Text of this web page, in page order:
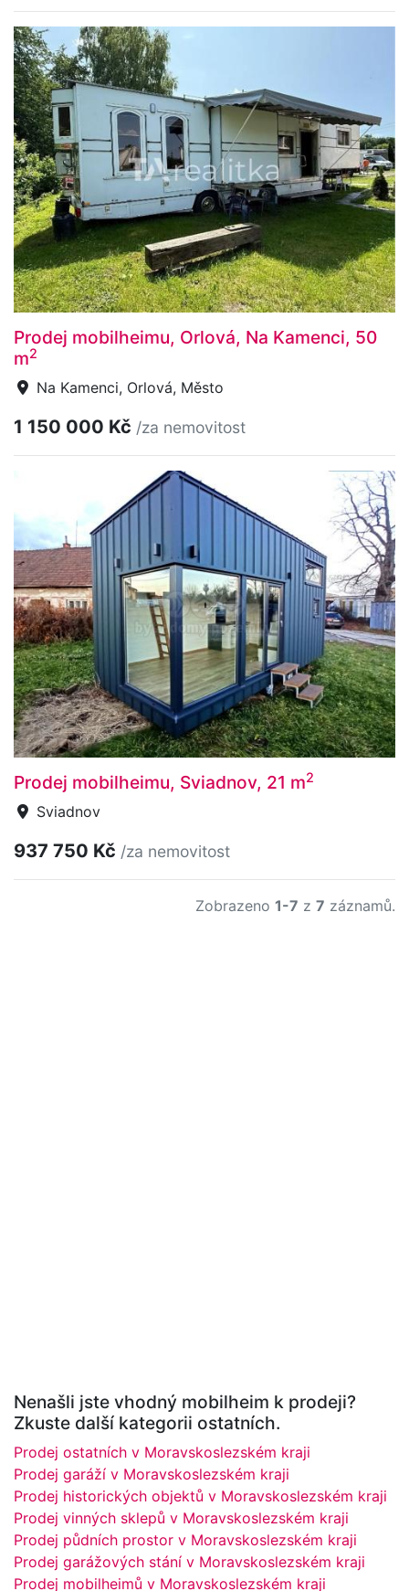
Prodej mobilheimu, Orlová, Na Kamenci, 50
m2
Na Kamenci, Orlová, Město
1 150 000 Kč /za nemovitost
Prodej mobilheimu, Sviadnov, 21 m2
Sviadnov
937 750 Kč /za nemovitost
Zobrazeno 1-7 z 7 záznamů.
Nenašli jste vhodný mobilheim k prodeji?
Zkuste další kategorii ostatních.
Prodej ostatních v Moravskoslezském kraji
Prodej garáží v Moravskoslezském kraji
Prodej historických objektů v Moravskoslezském kraji
Prodej vinných sklepů v Moravskoslezském kraji
Prodej půdních prostor v Moravskoslezském kraji
Prodej garážových stání v Moravskoslezském kraji
Prodej mobilheimů v Moravskoslezském kraji